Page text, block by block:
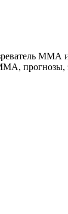
ММА и
прогнозы,